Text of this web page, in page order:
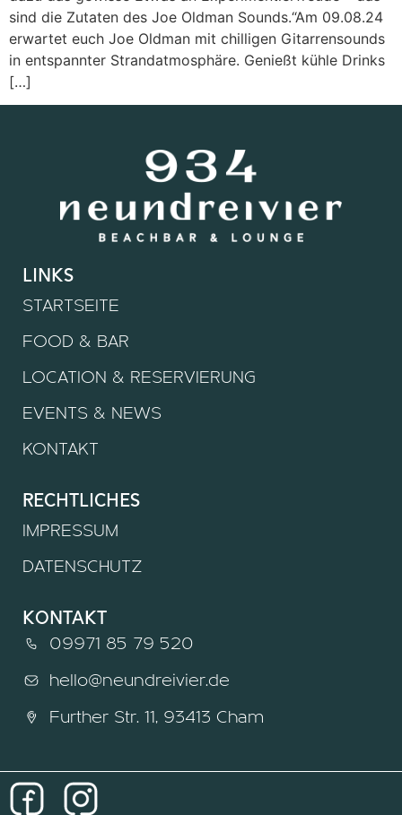
sind die Zutaten des Joe Oldman Sounds.“Am 09.08.24
erwartet euch Joe Oldman mit chilligen Gitarrensounds
in entspannter Strandatmosphäre. Genießt kühle Drinks
[…]
links
STARTSEITE
FOOD & BAR
LOCATION & RESERVIERUNG
EVENTS & NEWS
KONTAKT
rechtliches
IMPRESSUM
DATENSCHUTZ
kontakt
09971 85 79 520
hello@neundreivier.de
Further Str. 11, 93413 Cham